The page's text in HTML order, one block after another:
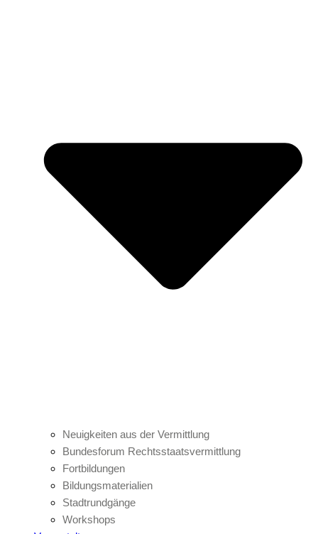
Neuigkeiten aus der Vermittlung
Bundesforum Rechtsstaatsvermittlung
Fortbildungen
Bildungsmaterialien
Stadtrundgänge
Workshops